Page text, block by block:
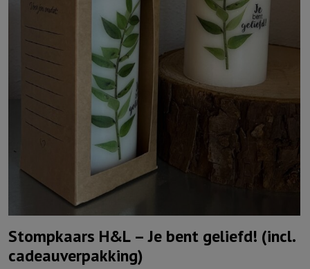
Stompkaars H&L – Je bent geliefd! (incl.
cadeauverpakking)